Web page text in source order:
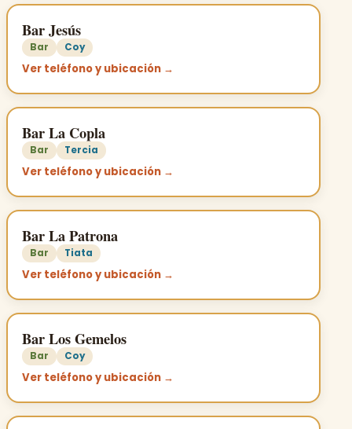
Bar Jesús
Bar Coy
Ver teléfono y ubicación →
Bar La Copla
Bar Tercia
Ver teléfono y ubicación →
Bar La Patrona
Bar Tiata
Ver teléfono y ubicación →
Bar Los Gemelos
Bar Coy
Ver teléfono y ubicación →